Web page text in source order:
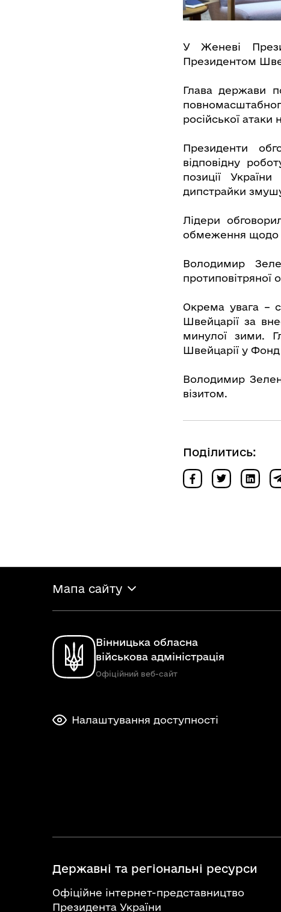
У Женеві
Президентом
Глава держави
російської атаки
Президенти
відповідну
позиції
дипстрайки
Лідери
обмеження щодо
Володимир
протиповітряної
Окрема увага –
Швейцарії за
минулої зими.
Швейцарії у Фонд
Володимир
візитом.
Поділитись:
Мапа сайту
Вінницька обласна
військова адміністрація
Офіційний веб-сайт
Налаштування доступності
Державні та регіональні ресурси
Офіційне інтернет-представництво
Президента України